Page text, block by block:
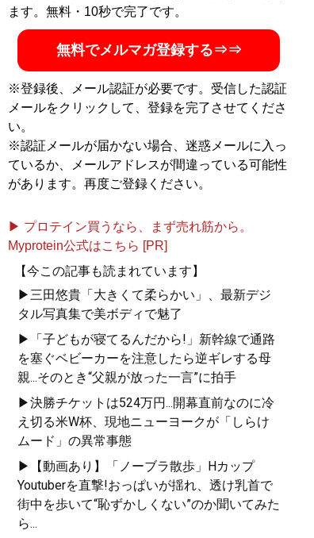
ます。無料・10秒で完了です。
無料でメルマガ登録する⇒⇒
※登録後、メール認証が必要です。受信した認証
メールをクリックして、登録を完了させてくださ
い。
※認証メールが届かない場合、迷惑メールに入っ
ているか、メールアドレスが間違っている可能性
があります。再度ご登録ください。
▶ プロテイン買うなら、まず売れ筋から。
Myprotein公式はこちら [PR]
【今この記事も読まれています】
▶三田悠貴「大きくて柔らかい」、最新デジ
タル写真集で美ボディで魅了
▶「子どもが寝てるんだから!」新幹線で通路
を塞ぐベビーカーを注意したら逆ギレする母
親...そのとき“父親が放った一言”に拍手
▶決勝チケットは524万円...開幕直前なのに冷
え切る米W杯、現地ニューヨークが「しらけ
ムード」の異常事態
▶【動画あり】「ノーブラ散歩」Hカップ
Youtuberを直撃!おっぱいが揺れ、透け乳首で
街中を歩いて“恥ずかしくない”のか聞いてみた
ら...